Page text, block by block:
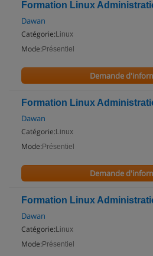
Formation Linux
Dawan
Catégorie: Linux
Mode: Présentiel
Demande
Formation Linux
Dawan
Catégorie: Linux
Mode: Présentiel
Demande
Formation Linux
Dawan
Catégorie: Linux
Mode: Présentiel